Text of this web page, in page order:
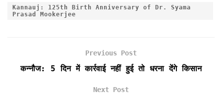
e
b
t
t
i
l
t
s
n
n
n
l
r
Kannauj: 125th Birth Anniversary of Dr. Syama
Prasad Mookerjee
Previous Post
कन्नौज: 5 दिन में कार्रवाई नहीं हुई तो धरना देंगे किसान
Next Post